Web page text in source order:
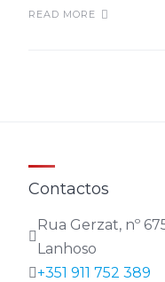
READ MORE
Contactos
Rua Gerzat, nº
Lanhoso
+351 911 752 389